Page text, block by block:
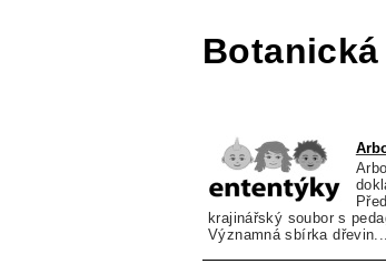
krajinářský soubor s
Významná sbírka dřevin...